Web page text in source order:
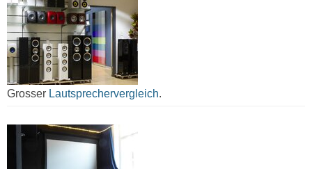
Grosser Lautsprechervergleich.